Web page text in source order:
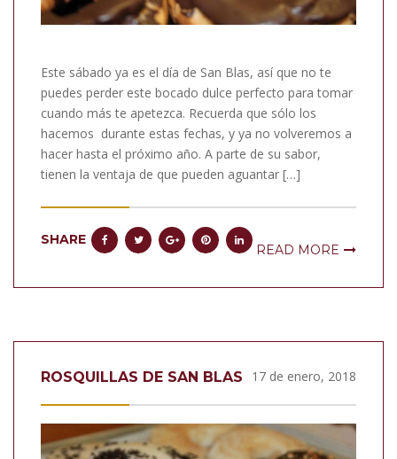
Este sábado ya es el día de San Blas, así que no te
puedes perder este bocado dulce perfecto para tomar
cuando más te apetezca. Recuerda que sólo los
hacemos durante estas fechas, y ya no volveremos a
hacer hasta el próximo año. A parte de su sabor,
tienen la ventaja de que pueden aguantar […]
SHARE
READ MORE
ROSQUILLAS DE SAN BLAS 17 de enero, 2018